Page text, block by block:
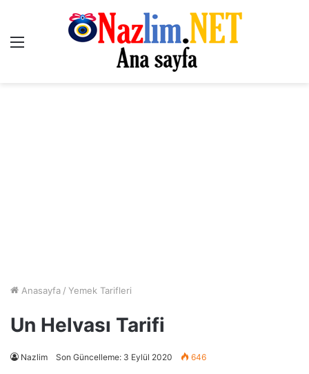
Menü
Anasayfa / Yemek Tarifleri
Un Helvası Tarifi
Nazlim Son Güncelleme: 3 Eylül 2020 646